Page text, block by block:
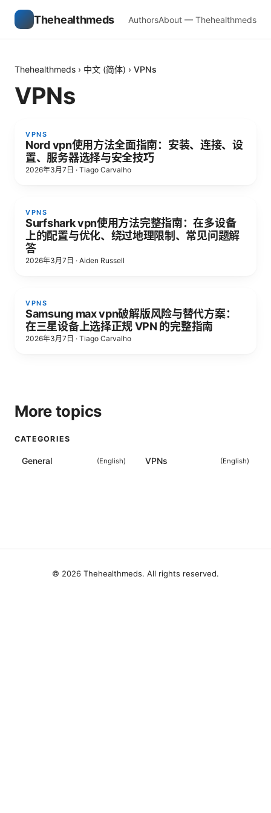
Thehealthmeds AuthorsAbout — Thehealthmeds
Thehealthmeds › 中文 (简体) › VPNs
VPNs
VPNS
Nord vpn使用方法全面指南：安装、连接、设
置、服务器选择与安全技巧
2026年3月7日 · Tiago Carvalho
VPNS
Surfshark vpn使用方法完整指南：在多设备
上的配置与优化、绕过地理限制、常见问题解
答
2026年3月7日 · Aiden Russell
VPNS
Samsung max vpn破解版风险与替代方案：
在三星设备上选择正规 VPN 的完整指南
2026年3月7日 · Tiago Carvalho
More topics
CATEGORIES
General (English) VPNs (English)
© 2026 Thehealthmeds. All rights reserved.